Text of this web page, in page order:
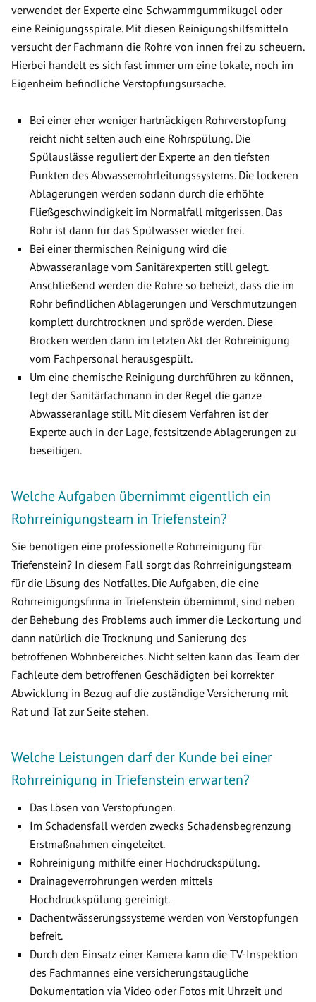
verwendet der Experte eine Schwammgummikugel oder
eine Reinigungsspirale. Mit diesen Reinigungshilfsmitteln
versucht der Fachmann die Rohre von innen frei zu scheuern.
Hierbei handelt es sich fast immer um eine lokale, noch im
Eigenheim befindliche Verstopfungsursache.
Bei einer eher weniger hartnäckigen Rohrverstopfung
reicht nicht selten auch eine Rohrspülung. Die
Spülauslässe reguliert der Experte an den tiefsten
Punkten des Abwasserrohrleitungssystems. Die lockeren
Ablagerungen werden sodann durch die erhöhte
Fließgeschwindigkeit im Normalfall mitgerissen. Das
Rohr ist dann für das Spülwasser wieder frei.
Bei einer thermischen Reinigung wird die
Abwasseranlage vom Sanitärexperten still gelegt.
Anschließend werden die Rohre so beheizt, dass die im
Rohr befindlichen Ablagerungen und Verschmutzungen
komplett durchtrocknen und spröde werden. Diese
Brocken werden dann im letzten Akt der Rohreinigung
vom Fachpersonal herausgespült.
Um eine chemische Reinigung durchführen zu können,
legt der Sanitärfachmann in der Regel die ganze
Abwasseranlage still. Mit diesem Verfahren ist der
Experte auch in der Lage, festsitzende Ablagerungen zu
beseitigen.
Welche Aufgaben übernimmt eigentlich ein
Rohrreinigungsteam in Triefenstein?
Sie benötigen eine professionelle Rohrreinigung für
Triefenstein? In diesem Fall sorgt das Rohrreinigungsteam
für die Lösung des Notfalles. Die Aufgaben, die eine
Rohrreinigungsfirma in Triefenstein übernimmt, sind neben
der Behebung des Problems auch immer die Leckortung und
dann natürlich die Trocknung und Sanierung des
betroffenen Wohnbereiches. Nicht selten kann das Team der
Fachleute dem betroffenen Geschädigten bei korrekter
Abwicklung in Bezug auf die zuständige Versicherung mit
Rat und Tat zur Seite stehen.
Welche Leistungen darf der Kunde bei einer
Rohrreinigung in Triefenstein erwarten?
Das Lösen von Verstopfungen.
Im Schadensfall werden zwecks Schadensbegrenzung
Erstmaßnahmen eingeleitet.
Rohreinigung mithilfe einer Hochdruckspülung.
Drainageverrohrungen werden mittels
Hochdruckspülung gereinigt.
Dachentwässerungssysteme werden von Verstopfungen
befreit.
Durch den Einsatz einer Kamera kann die TV-Inspektion
des Fachmannes eine versicherungstaugliche
Dokumentation via Video oder Fotos mit Uhrzeit und